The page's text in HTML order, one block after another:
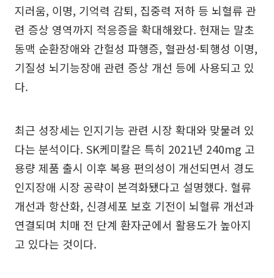
지러움, 이명, 기억력 감퇴, 집중력 저하 등 뇌혈류 관
련 증상 영역까지 적응증을 확대해왔다. 현재는 말초
동맥 순환장애와 간헐성 파행증, 혈관성·퇴행성 이명,
기질성 뇌기능장애 관련 증상 개선 등에 사용되고 있
다.
최근 성장세는 인지기능 관련 시장 확대와 맞물려 있
다는 분석이다. SK케미칼은 특히 2021년 240mg 고
용량 제품 출시 이후 복용 편의성이 개선되면서 경도
인지장애 시장 공략이 본격화됐다고 설명했다. 혈류
개선과 항산화, 신경세포 보호 기전이 뇌혈류 개선과
연결되며 치매 전 단계 환자군에서 활용도가 높아지
고 있다는 것이다.